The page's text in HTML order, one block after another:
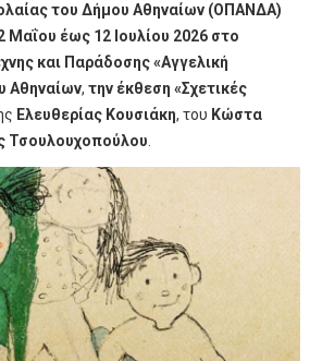
του Δήμου Αθηναίων (ΟΠΑΝΔΑ)
Μαΐου έως 12 Ιουλίου 2026 στο
και Παράδοσης «Αγγελική
Αθηναίων, την έκθεση «Σχετικές
Ελευθερίας Κουσιάκη, του Κώστα
Τσουλουχοπούλου.